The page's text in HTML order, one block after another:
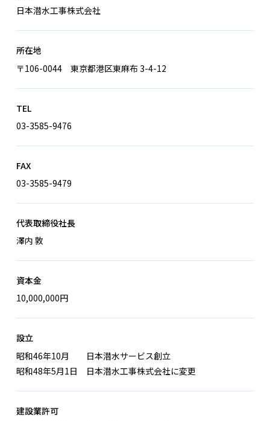
日本潜水工事株式会社
所在地
〒106-0044 東京都港区東麻布 3-4-12
TEL
03-3585-9476
FAX
03-3585-9479
代表取締役社長
澤内 敦
資本金
10,000,000円
設立
昭和46年10月 日本潜水サービス創立
昭和48年5月1日 日本潜水工事株式会社に変更
建設業許可